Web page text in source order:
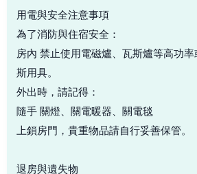
用電與安全注意事項
為了消防與住宿安全：
房內 禁止使用電磁爐、瓦斯爐等高功
斯用具。
外出時，請記得：
隨手 關燈、關電暖器、關電毯
上鎖房門，貴重物品請自行妥善保管。
退房與遺失物